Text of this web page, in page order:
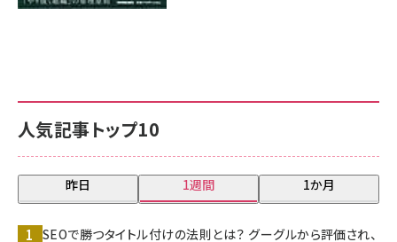
人気記事トップ10
昨日 1週間 1か月
SEOで勝つタイトル付けの法則とは？ グーグルから評価され、